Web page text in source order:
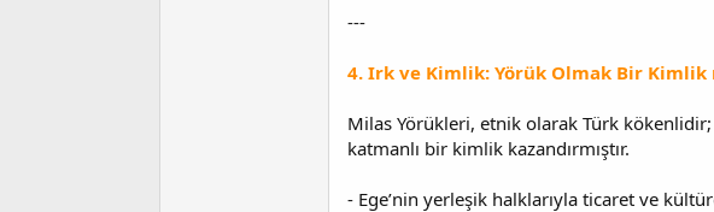
---
4. Irk ve Kimlik: Yörük Olmak Bir Kimlik
Milas Yörükleri, etnik olarak Türk
katmanlı bir kimlik kazandırmıştır.
- Ege’nin yerleşik halklarıyla ticaret ve